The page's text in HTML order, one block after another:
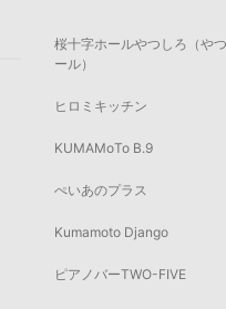
桜十字ホールやつしろ（や
ール）
ヒロミキッチン
KUMAMoTo B.9
ぺいあのプラス
Kumamoto Django
ピアノバーTWO-FIVE